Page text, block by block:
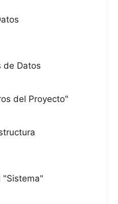
de Datos
del Proyecto"
"Sistema"